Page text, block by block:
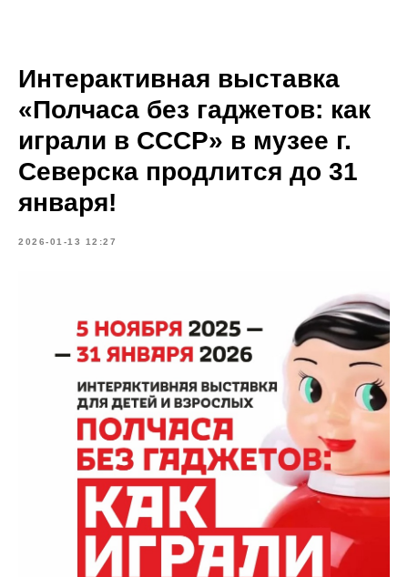
Интерактивная выставка
«Полчаса без гаджетов: как
играли в СССР» в музее г.
Северска продлится до 31
января!
2026-01-13 12:27